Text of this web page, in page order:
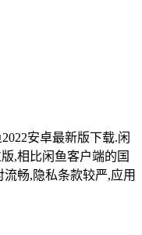
安卓最新版下载.闲
,相比闲鱼客户端的国
畅,隐私条款较严,应用